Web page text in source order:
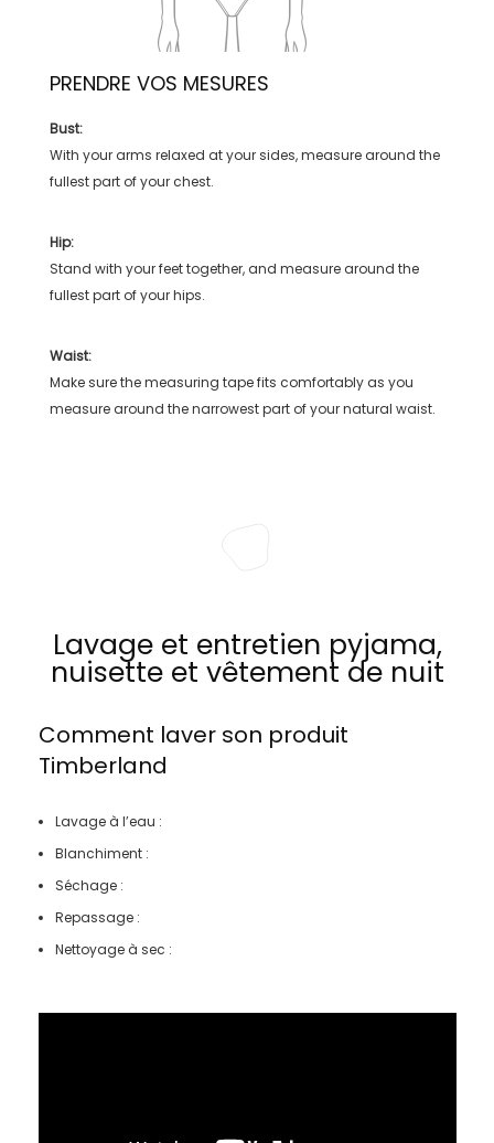
PRENDRE VOS MESURES
Bust:
With your arms relaxed at your sides, measure around the
fullest part of your chest.
Hip:
Stand with your feet together, and measure around the
fullest part of your hips.
Waist:
Make sure the measuring tape fits comfortably as you
measure around the narrowest part of your natural waist.
Lavage et entretien pyjama,
nuisette et vêtement de nuit
Comment laver son produit
Timberland
Lavage à l’eau :
Blanchiment :
Séchage :
Repassage :
Nettoyage à sec :